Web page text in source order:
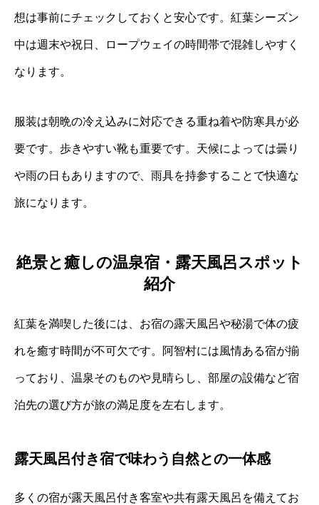
想は事前にチェックしておくと安心です。紅葉シーズン
中は週末や祝日、ロープウェイの時間帯で混雑しやすく
なります。
服装は朝晩の冷え込みに対応できる重ね着や防寒具が必
要です。歩きやすい靴も重要です。天候によっては曇り
や雨の日もありますので、雨具を持参することで快適な
旅になります。
絶景と癒しの温泉宿・露天風呂スポット
紹介
紅葉を満喫した後には、お宿の露天風呂や秘湯で体の疲
れを癒す時間が不可欠です。阿智村には風情ある宿が揃
っており、温泉そのものや見晴らし、部屋の設備など宿
泊先の選び方が旅の満足度を左右します。
露天風呂付き宿で味わう自然との一体感
多くの宿が露天風呂付き客室や共有露天風呂を備えてお